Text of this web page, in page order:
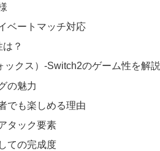
ベートマッチ対応
？
ックス）-Switch2のゲーム性を解説
の魅力
でも楽しめる理由
タック要素
ての完成度